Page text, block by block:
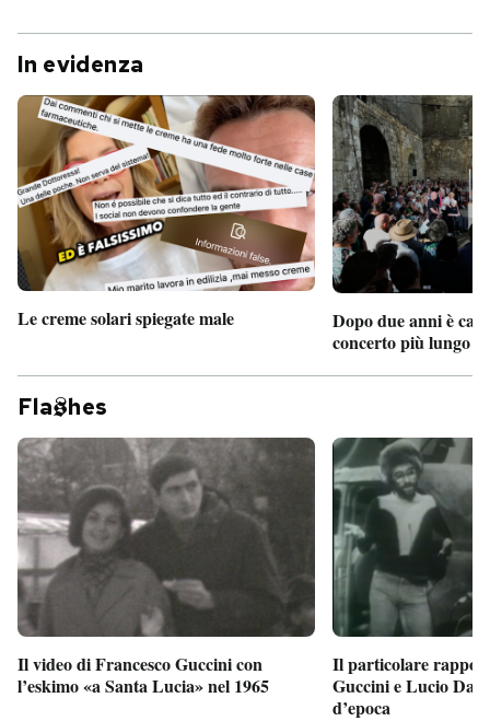
I MIEI PREFERITI
SHOP
CALENDARIO
AREA PERSONALE
Entra
In evidenza
Le creme solari spiegate male
Dopo due anni è
concerto più lungo
Fla hes
Il video di Francesco Guccini con
l’eskimo «a Santa Lucia» nel 1965
Il particolare
Guccini e Lucio
d’epoca